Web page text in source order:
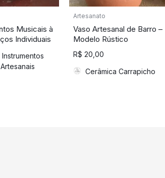
Musicais à
Individuais
Artesanato
Vaso Artesanal de Barro –
Modelo Rústico
R$ 20,00
Cerâmica Carrapicho